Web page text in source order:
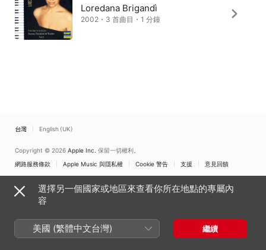
Loredana Brigandì
2002・3 首曲目・1 分鐘
台灣 English (UK)
Copyright © 2026 Apple Inc. 保留一切權利。
網路服務條款
Apple Music 與隱私權 Cookie 警告 支援 意見回饋
選擇另一個國家或地區來查看你所在地點的專屬內
容
美國 (繁體中文台灣) 繼續